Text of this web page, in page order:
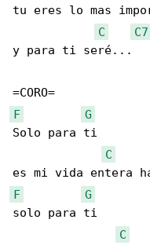
tu eres lo mas
C
C7
y para ti seré...
F
G
Solo para ti
C
F
G
solo para ti
C